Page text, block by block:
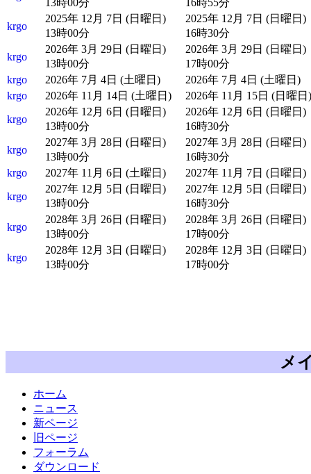
krgo
2025年 12月 7日 (日曜日)
13時00分
2025年 12月 7日 (日曜日)
16時30分
krgo
2026年 3月 29日 (日曜日)
13時00分
2026年 3月 29日 (日曜日)
17時00分
krgo
2026年 7月 4日 (土曜日)
2026年 7月 4日 (土曜日)
krgo
2026年 11月 14日 (土曜日)
2026年 11月 15日 (日曜日)
krgo
2026年 12月 6日 (日曜日)
13時00分
2026年 12月 6日 (日曜日)
16時30分
krgo
2027年 3月 28日 (日曜日)
13時00分
2027年 3月 28日 (日曜日)
16時30分
krgo
2027年 11月 6日 (土曜日)
2027年 11月 7日 (日曜日)
krgo
2027年 12月 5日 (日曜日)
13時00分
2027年 12月 5日 (日曜日)
16時30分
krgo
2028年 3月 26日 (日曜日)
13時00分
2028年 3月 26日 (日曜日)
17時00分
krgo
2028年 12月 3日 (日曜日)
13時00分
2028年 12月 3日 (日曜日)
17時00分
メ
ホーム
ニュース
新ページ
旧ページ
フォーラム
ダウンロード